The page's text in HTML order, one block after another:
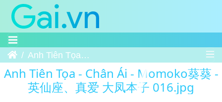
Trang chủAnh Tiên Tọa - Chân Ái - Momoko葵葵 - 英仙座、真爱 大凤本子 016
Anh Tiên Tọa - Chân Ái - Momoko葵葵 -
英仙座、真爱 大凤本子 016.jpg